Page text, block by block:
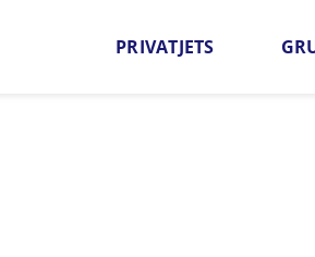
PRIVATJETS